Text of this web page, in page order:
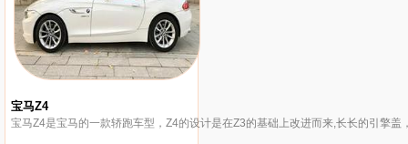
宝马Z4
宝马Z4是宝马的一款轿跑车型，Z4的设计是在Z3的基础上改进而来,长长的引擎盖